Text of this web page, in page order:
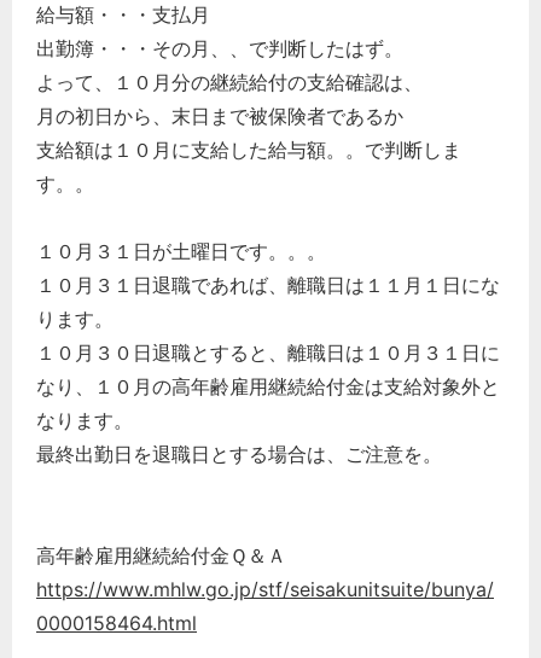
給与額・・・支払月
出勤簿・・・その月、、で判断したはず。
よって、１０月分の継続給付の支給確認は、
月の初日から、末日まで被保険者であるか
支給額は１０月に支給した給与額。。で判断しま
す。。
１０月３１日が土曜日です。。。
１０月３１日退職であれば、離職日は１１月１日にな
ります。
１０月３０日退職とすると、離職日は１０月３１日に
なり、１０月の高年齢雇用継続給付金は支給対象外と
なります。
最終出勤日を退職日とする場合は、ご注意を。
高年齢雇用継続給付金Ｑ＆Ａ
https://www.mhlw.go.jp/stf/seisakunitsuite/bunya/
0000158464.html